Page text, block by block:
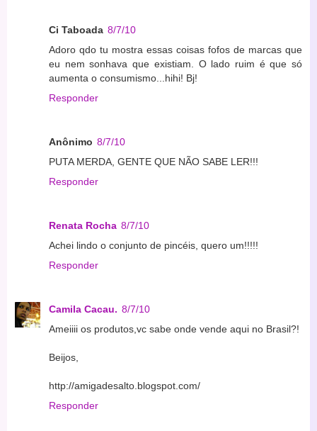
Ci Taboada 8/7/10
Adoro qdo tu mostra essas coisas fofos de marcas que
eu nem sonhava que existiam. O lado ruim é que só
aumenta o consumismo...hihi! Bj!
Responder
Anônimo 8/7/10
PUTA MERDA, GENTE QUE NÃO SABE LER!!!
Responder
Renata Rocha 8/7/10
Achei lindo o conjunto de pincéis, quero um!!!!!
Responder
Camila Cacau. 8/7/10
Ameiiii os produtos,vc sabe onde vende aqui no Brasil?!
Beijos,
http://amigadesalto.blogspot.com/
Responder